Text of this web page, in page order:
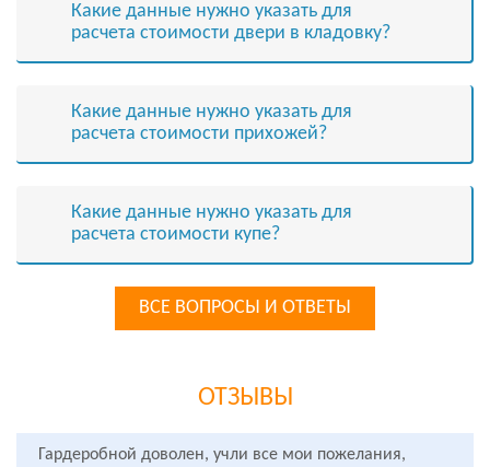
Какие данные нужно указать для
расчета стоимости двери в кладовку?
Какие данные нужно указать для
расчета стоимости прихожей?
Какие данные нужно указать для
расчета стоимости купе?
ВСЕ ВОПРОСЫ И ОТВЕТЫ
ОТЗЫВЫ
Гардеробной доволен, учли все мои пожелания,